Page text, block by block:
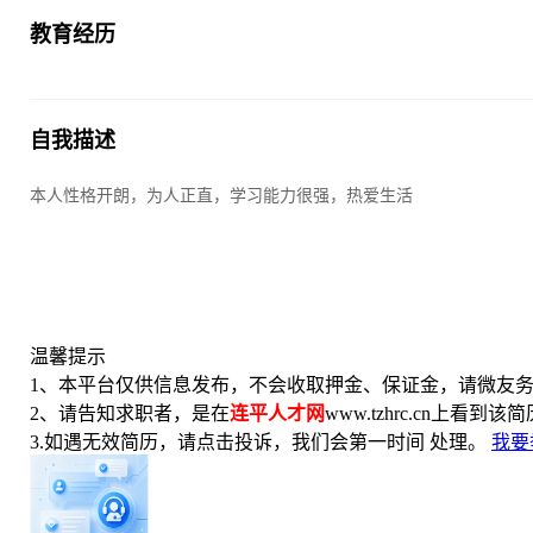
教育经历
自我描述
本人性格开朗，为人正直，学习能力很强，热爱生活
温馨提示
1、本平台仅供信息发布，不会收取押金、保证金，请微友务
2、请告知求职者，是在连平人才网www.tzhrc.cn上看到该简
3.如遇无效简历，请点击投诉，我们会第一时间 处理。 我要